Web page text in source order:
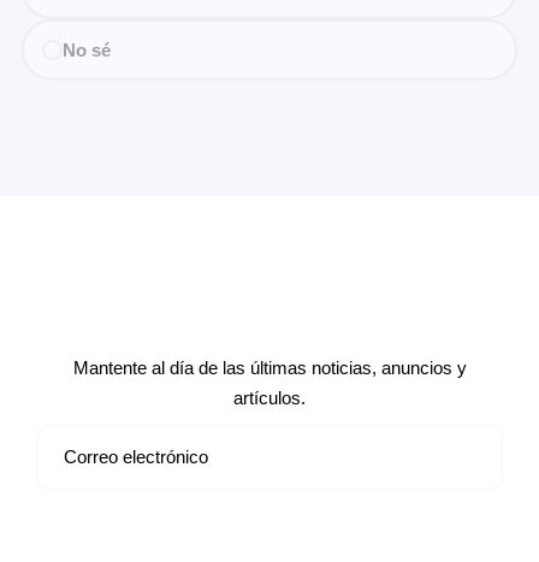
No sé
Mantente al día de las últimas noticias, anuncios y
artículos.